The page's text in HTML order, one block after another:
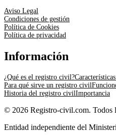
Aviso Legal
Condiciones de gestión
Política de Cookies
Política de privacidad
Información
¿Qué es el registro civil?
Para qué sirve un registro civil
Historia del registro civilImportancia
© 2026 Registro-civil.com. Todos
Entidad independiente del